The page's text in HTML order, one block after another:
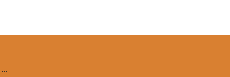
...